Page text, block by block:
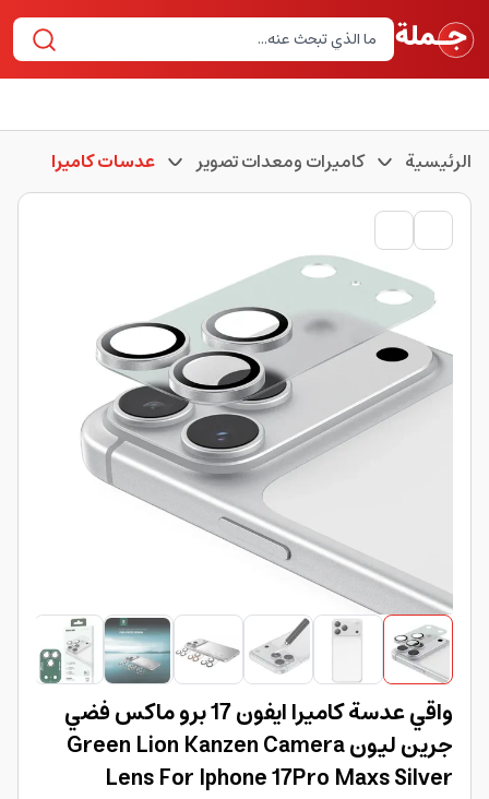
الرئيسية كاميرات ومعدات تصوير عدسات كاميرا
واقي عدسة كاميرا ايفون 17 برو ماكس فضي
جرين ليون Green Lion Kanzen Camera
Lens For Iphone 17Pro Maxs Silver